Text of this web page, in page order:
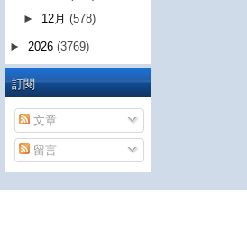
► 12月(578)
► 2026 (3769)
訂閱
文章
留言